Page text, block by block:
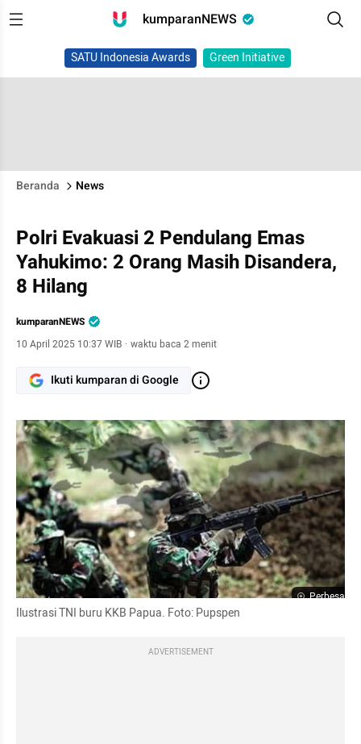
kumparanNEWS
SATU Indonesia Awards Green Initiative
Beranda News
Polri Evakuasi 2 Pendulang Emas
Yahukimo: 2 Orang Masih Disandera,
8 Hilang
kumparanNEWS
10 April 2025 10:37 WIB · waktu baca 2 menit
Ikuti kumparan di Google
Perbesar
Ilustrasi TNI buru KKB Papua. Foto: Pupspen
ADVERTISEMENT